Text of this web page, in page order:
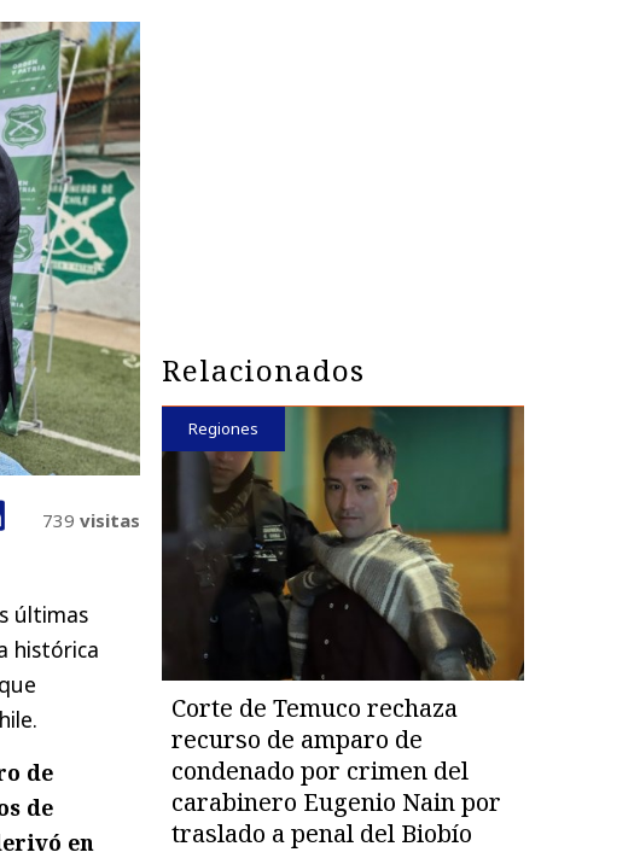
739 visitas
últimas
histórica
de
de
en
Relacionados
Regiones
Corte de Temuco rechaza
recurso de amparo de
condenado por crimen del
carabinero Eugenio Nain por
traslado a penal del Biobío